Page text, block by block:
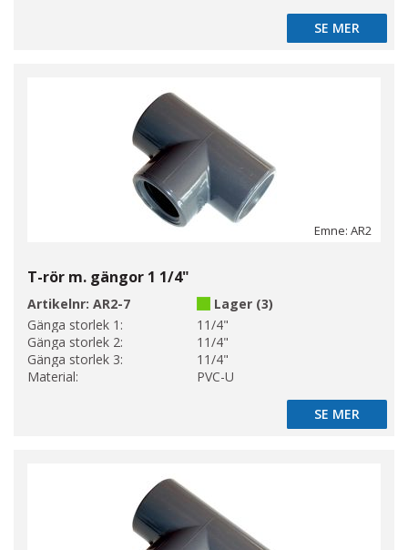
SE MER
SE MER
Emne: AR2
T-rör m. gängor 1 1/4"
Artikelnr: AR2-7
Lager (3)
Gänga storlek 1:
11/4"
Gänga storlek 2:
11/4"
Gänga storlek 3:
11/4"
Material:
PVC-U
SE MER
SE MER